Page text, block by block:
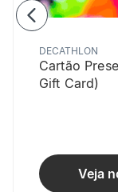
DECATHLON
Cartão
Gift Card)
Veja